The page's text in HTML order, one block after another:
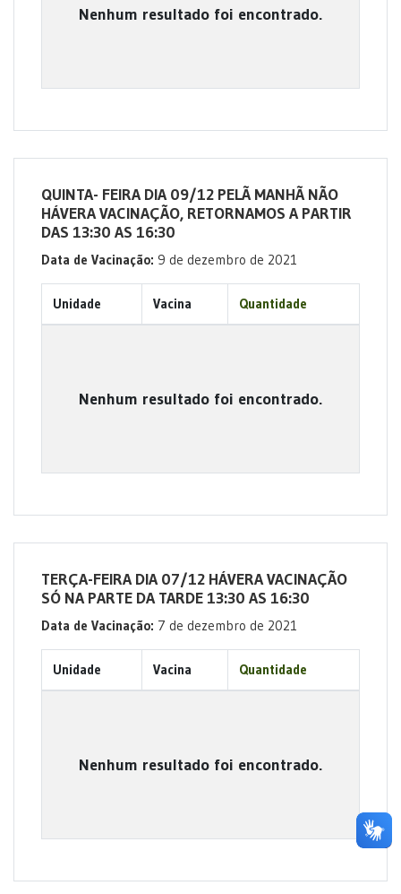
Nenhum resultado foi encontrado.
QUINTA- FEIRA DIA 09/12 PELÃ MANHÃ NÃO
HÁVERA VACINAÇÃO, RETORNAMOS A PARTIR
DAS 13:30 AS 16:30
Data de Vacinação: 9 de dezembro de 2021
Unidade Vacina Quantidade
Nenhum resultado foi encontrado.
TERÇA-FEIRA DIA 07/12 HÁVERA VACINAÇÃO
SÓ NA PARTE DA TARDE 13:30 AS 16:30
Data de Vacinação: 7 de dezembro de 2021
Unidade Vacina Quantidade
Nenhum resultado foi encontrado.